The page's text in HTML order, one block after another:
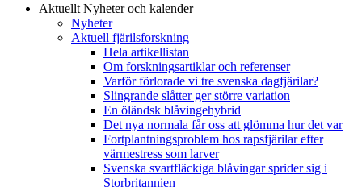
Aktuellt Nyheter och kalender
Nyheter
Aktuell fjärilsforskning
Hela artikellistan
Om forskningsartiklar och referenser
Varför förlorade vi tre svenska dagfjärilar?
Slingrande slåtter ger större variation
En öländsk blåvingehybrid
Det nya normala får oss att glömma hur det var
Fortplantningsproblem hos rapsfjärilar efter
värmestress som larver
Svenska svartfläckiga blåvingar sprider sig i
Storbritannien